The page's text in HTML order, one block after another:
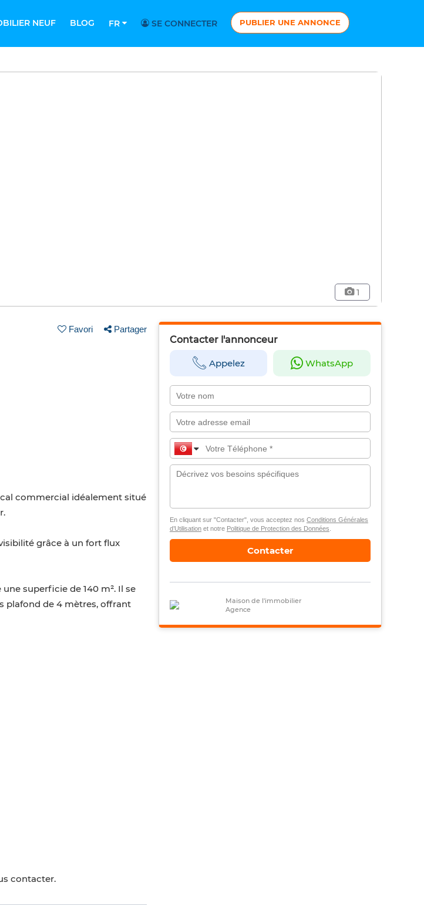
NEUF BLOG FR SE CONNECTER PUBLIER UNE ANNONCE
1
Favori Partager
commercial idéalement situé
grâce à un fort flux
superficie de 140 m². Il se
plafond de 4 mètres, offrant
contacter.
Contacter l'annonceur
Appelez WhatsApp
En cliquant sur "Contacter", vous acceptez nos Conditions Générales
d’Utilisationet notre Politique de Protection des Données
Contacter
Maison de l'immobilier
Agence